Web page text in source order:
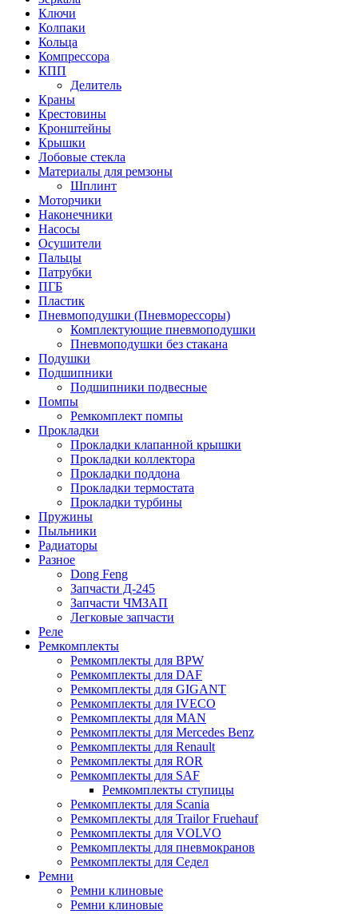
Ключи
Колпаки
Кольца
Компрессора
КПП
Делитель
Краны
Крестовины
Кронштейны
Крышки
Лобовые стекла
Материалы для ремзоны
Шплинт
Моторчики
Наконечники
Насосы
Осушители
Пальцы
Патрубки
ПГБ
Пластик
Пневмоподушки (Пневморессоры)
Комплектующие пневмоподушки
Пневмоподушки без стакана
Подушки
Подшипники
Подшипники подвесные
Помпы
Ремкомплект помпы
Прокладки
Прокладки клапанной крышки
Прокладки коллектора
Прокладки поддона
Прокладки термостата
Прокладки турбины
Пружины
Пыльники
Радиаторы
Разное
Dong Feng
Запчасти Д-245
Запчасти ЧМЗАП
Легковые запчасти
Реле
Ремкомплекты
Ремкомплекты для BPW
Ремкомплекты для DAF
Ремкомплекты для GIGANT
Ремкомплекты для IVECO
Ремкомплекты для MAN
Ремкомплекты для Mercedes Benz
Ремкомплекты для Renault
Ремкомплекты для ROR
Ремкомплекты для SAF
Ремкомплекты ступицы
Ремкомплекты для Scania
Ремкомплекты для Trailor Fruehauf
Ремкомплекты для VOLVO
Ремкомплекты для пневмокранов
Ремкомплекты для Седел
Ремни
Ремни клиновые
Ремни клиновые